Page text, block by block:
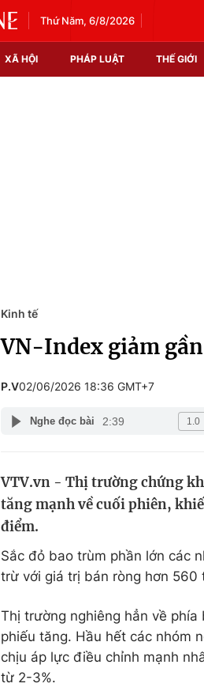
Thứ Năm, 6/8/2026
XÃ HỘI PHÁP LUẬT THẾ GIỚI
Làm đẹp
Kinh tế
VN-Index giảm
P.V02/06/2026 18:36 GMT+7
Nghe đọc bài 2:39
VTV.vn - Thị trường chứng
tăng mạnh về cuối phiên,
điểm.
Sắc đỏ bao trùm phần lớn các
trừ với giá trị bán ròng hơn
Thị trường nghiêng hẳn về
phiếu tăng. Hầu hết các nhóm
chịu áp lực điều chỉnh mạnh
từ 2-3%.